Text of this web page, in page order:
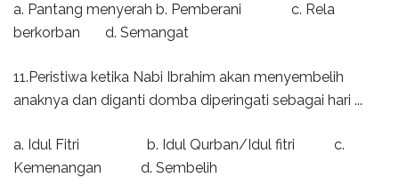
a. Pantang menyerah b. Pemberani c. Rela
berkorban d. Semangat
11.Peristiwa ketika Nabi Ibrahim akan menyembelih
anaknya dan diganti domba diperingati sebagai hari ...
a. Idul Fitri b. Idul Qurban/Idul fitri c.
Kemenangan d. Sembelih